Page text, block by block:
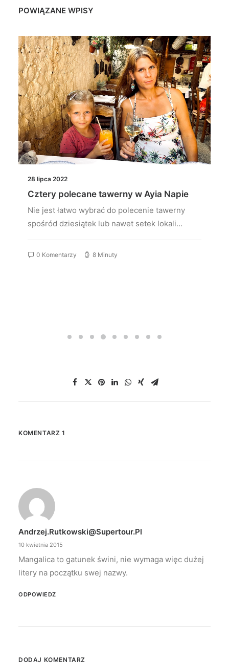
POWIĄZANE WPISY
28 lipca 2022
Cztery polecane tawerny w Ayia Napie
Nie jest łatwo wybrać do polecenie tawerny
spośród dziesiątek lub nawet setek lokali…
0 Komentarzy 8 Minuty
KOMENTARZ 1
Andrzej.rutkowski@supertour.pl
10 kwietnia 2015
Mangalica to gatunek świni, nie wymaga więc dużej
litery na początku swej nazwy.
ODPOWIEDZ
DODAJ KOMENTARZ